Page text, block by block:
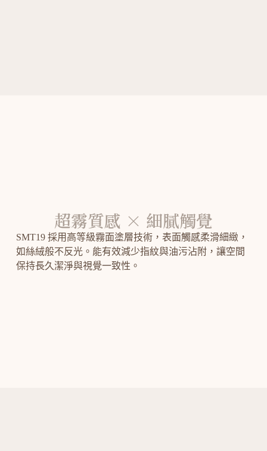
超霧質感 × 細膩觸覺
SMT19 採用高等級霧面塗層技術，表面觸感柔滑細緻，
如絲絨般不反光。能有效減少指紋與油污沾附，讓空間
保持長久潔淨與視覺一致性。